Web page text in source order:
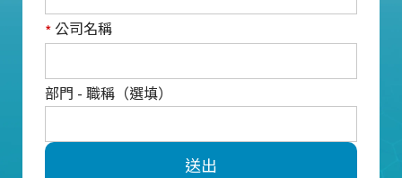
* 公司名稱
部門 - 職稱（選填）
送出